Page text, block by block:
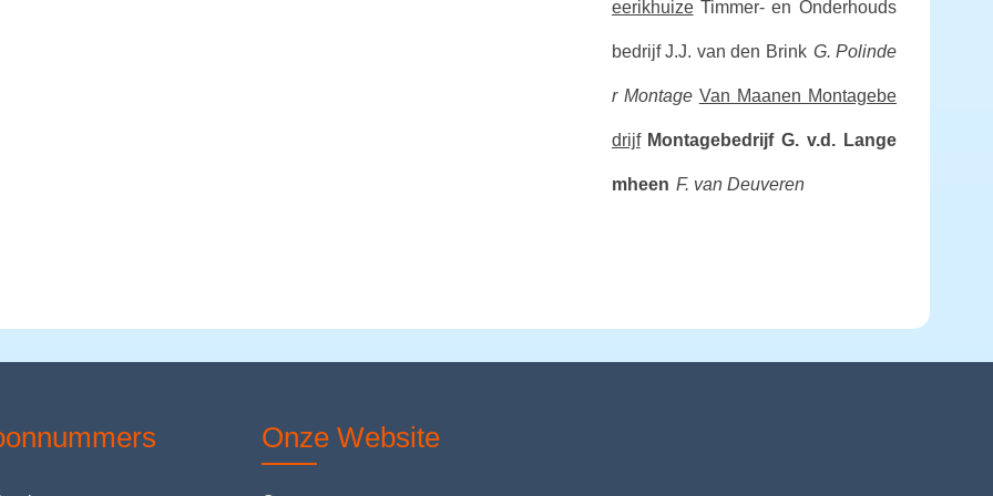
eerikhuize Timmer- en Onderhouds
bedrijf J.J. van den Brink G. Polinde
r Montage Van Maanen Montagebe
drijf Montagebedrijf G. v.d. Lange
mheen F. van Deuveren
Onze Website